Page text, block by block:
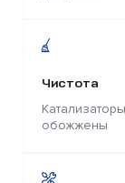
Чистота
обожжены